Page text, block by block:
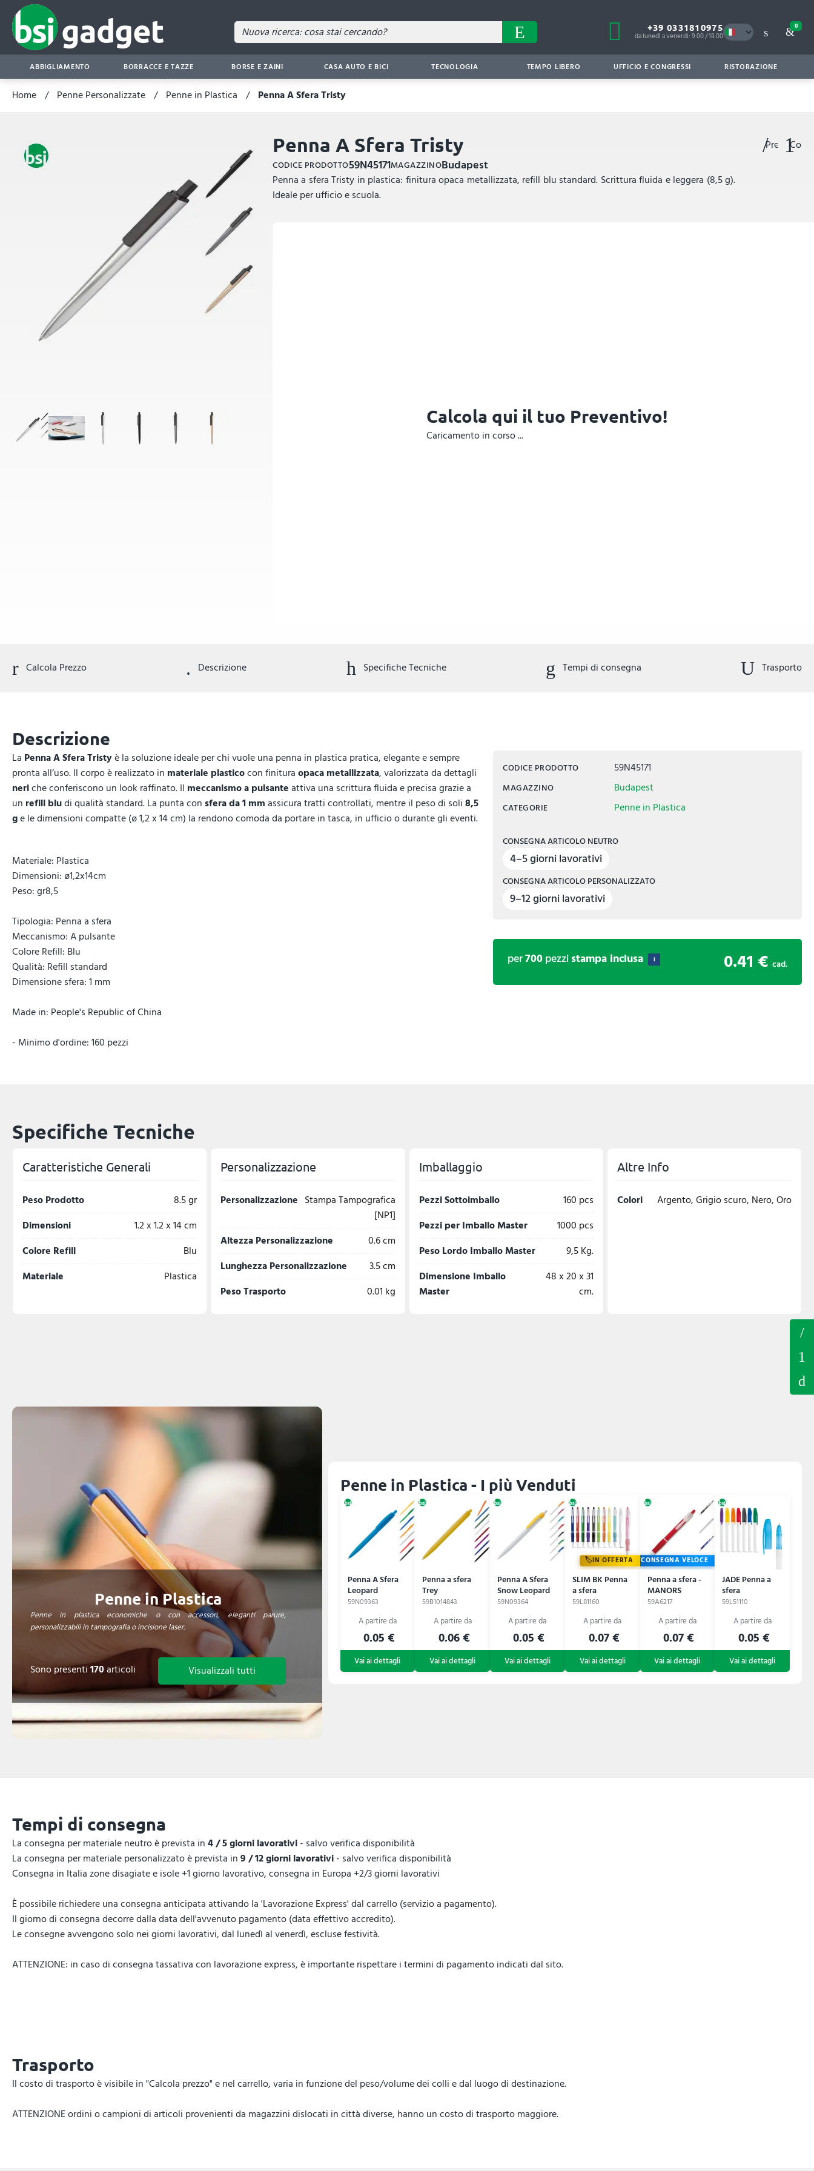
+39 0331810975
da lunedì a venerdì: 9.00 / 18.00
0
ABBIGLIAMENTO BORRACCE E TAZZE BORSE E ZAINI CASA AUTO E BICI TECNOLOGIA TEMPO LIBERO UFFICIO E CONGRESSI RISTORAZIONE
Home Penne Personalizzate Penne in Plastica Penna A Sfera Tristy
Penna A Sfera Tristy
CODICE PRODOTTO59N45171MAGAZZINOBudapest
Penna a sfera Tristy in plastica: finitura opaca metallizzata, refill blu standard. Scrittura fluida e leggera (8,5 g).
Ideale per ufficio e scuola.
Preferiti
Calcola qui il tuo Preventivo!
Caricamento in corso ...
Calcola Prezzo Descrizione Specifiche Tecniche Tempi di consegna Trasporto
Descrizione
La Penna A Sfera Tristyè la soluzione ideale per chi vuole una penna in plastica pratica, elegante e sempre
pronta all’uso. Il corpo è realizzato in materiale plasticocon finituraopaca metallizzata, valorizzata da dettagli
neriche conferiscono un look raffinato. Il meccanismo a pulsanteattiva una scrittura fluida e precisa grazie a
un refill bludi qualità standard. La punta consfera da 1 mmassicura tratti controllati, mentre il peso di soli8,5
ge le dimensioni compatte (ø 1,2 x 14 cm) la rendono comoda da portare in tasca, in ufficio o durante gli eventi.
Materiale: Plastica
Dimensioni: ø1,2x14cm
Peso: gr8,5
Tipologia: Penna a sfera
Meccanismo: A pulsante
Colore Refill: Blu
Qualità: Refill standard
Dimensione sfera: 1 mm
Made in: People's Republic of China
- Minimo d'ordine: 160 pezzi
CODICE PRODOTTO 59N45171
MAGAZZINO Budapest
CATEGORIE Penne in Plastica
CONSEGNA ARTICOLO NEUTRO
4–5 giorni lavorativi
CONSEGNA ARTICOLO PERSONALIZZATO
9–12 giorni lavorativi
per700pezzistampa inclusa i 0.41 € cad.
Specifiche Tecniche
Caratteristiche Generali
Peso Prodotto
8.5 gr
Dimensioni
1.2 x 1.2 x 14 cm
Colore Refill
Blu
Materiale
Plastica
Personalizzazione
Personalizzazione Stampa Tampografica
[NP1]
Altezza Personalizzazione
0.6 cm
Lunghezza Personalizzazione
3.5 cm
Peso Trasporto
0.01 kg
Imballaggio
Pezzi Sottoimballo
160 pcs
Pezzi per Imballo Master
1000 pcs
Peso Lordo Imballo Master
9,5 Kg.
Dimensione Imballo
Master
48 x 20 x 31
cm.
Altre Info
Colori Argento, Grigio scuro, Nero, Oro
Penne in Plastica
Penne in plastica economiche o con accessori, eleganti parure,
personalizzabili in tampografia o incisione laser.
Sono presenti170articoli Visualizzali tutti
Penne in Plastica - I più Venduti
Penna A Sfera
Leopard
59N09363
0.05 €
Penna a sfera
Trey
59B1014843
0.06 €
Penna A Sfera
Snow Leopard
59N09364
0.05 €
IN OFFERTA
SLIM BK Penna
a sfera
59L81160
0.07 €
CONSEGNA VELOCE
Penna a sfera -
MANORS
59A6217
0.07 €
JADE Penna a
sfera
59L51110
0.05 €
Tempi di consegna
La consegna per materiale neutro è prevista in4 / 5 giorni lavorativi- salvo verifica disponibilità
La consegna per materiale personalizzato è prevista in9 / 12 giorni lavorativi- salvo verifica disponibilità
Consegna in Italia zone disagiate e isole +1 giorno lavorativo, consegna in Europa +2/3 giorni lavorativi
È possibile richiedere una consegna anticipata attivando la 'Lavorazione Express' dal carrello (servizio a pagamento).
Il giorno di consegna decorre dalla data dell'avvenuto pagamento (data effettivo accredito).
Le consegne avvengono solo nei giorni lavorativi, dal lunedì al venerdì, escluse festività.
ATTENZIONE: in caso di consegna tassativa con lavorazione express, è importante rispettare i termini di pagamento indicati dal sito.
Trasporto
Il costo di trasporto è visibile in "Calcola prezzo" e nel carrello, varia in funzione del peso/volume dei colli e dal luogo di destinazione.
ATTENZIONE ordini o campioni di articoli provenienti da magazzini dislocati in città diverse, hanno un costo di trasporto maggiore.